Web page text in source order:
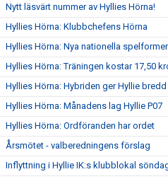
Nytt läsvärt nummer av Hyllies Hörna!
Hyllies Hörna: Klubbchefens Hörna
Hyllies Hörna: Nya nationella spelformer
Hyllies Hörna: Träningen kostar 17,50
Hyllies Hörna: Hybriden ger Hyllie
Hyllies Hörna: Månadens lag Hyllie P07
Hyllies Hörna: Ordföranden har ordet
Årsmötet - valberedningens förslag
Inflyttning i Hyllie IK:s klubblokal